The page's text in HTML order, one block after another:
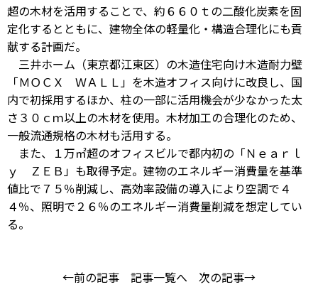
超の木材を活用することで、約６６０ｔの二酸化炭素を固
定化するとともに、建物全体の軽量化・構造合理化にも貢
献する計画だ。
三井ホーム（東京都江東区）の木造住宅向け木造耐力壁
「ＭＯＣＸ ＷＡＬＬ」を木造オフィス向けに改良し、国
内で初採用するほか、柱の一部に活用機会が少なかった太
さ３０ｃｍ以上の木材を使用。木材加工の合理化のため、
一般流通規格の木材も活用する。
また、１万㎡超のオフィスビルで都内初の「Ｎｅａｒｌ
ｙ ＺＥＢ」も取得予定。建物のエネルギー消費量を基準
値比で７５％削減し、高効率設備の導入により空調で４
４％、照明で２６％のエネルギー消費量削減を想定してい
る。
←前の記事 記事一覧へ 次の記事→